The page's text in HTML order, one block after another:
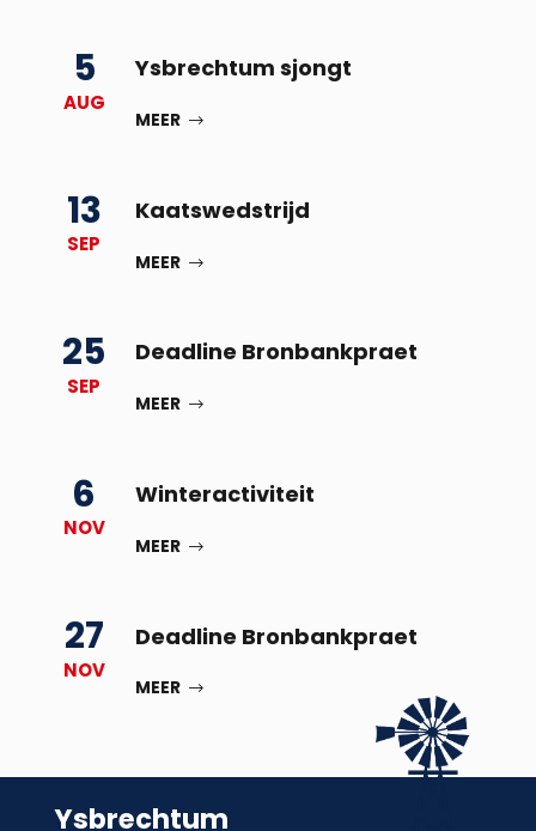
5
AUG
Ysbrechtum sjongt
MEER
13
SEP
Kaatswedstrijd
MEER
25
SEP
Deadline Bronbankpraet
MEER
6
NOV
Winteractiviteit
MEER
27
NOV
Deadline Bronbankpraet
MEER
Ysbrechtum